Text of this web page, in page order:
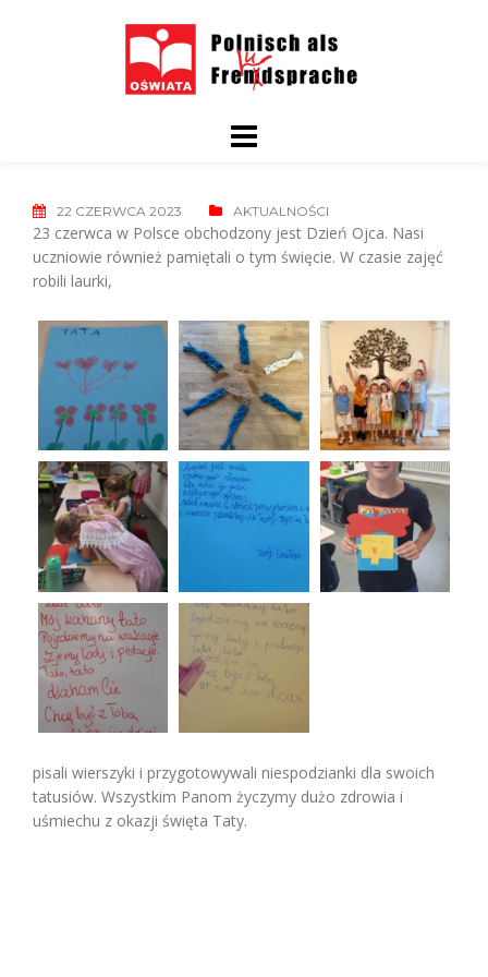
22 CZERWCA 2023 AKTUALNOŚCI
23 czerwca w Polsce obchodzony jest Dzień Ojca. Nasi
uczniowie również pamiętali o tym święcie. W czasie zajęć
robili laurki,
pisali wierszyki i przygotowywali niespodzianki dla swoich
tatusiów. Wszystkim Panom życzymy dużo zdrowia i
uśmiechu z okazji święta Taty.